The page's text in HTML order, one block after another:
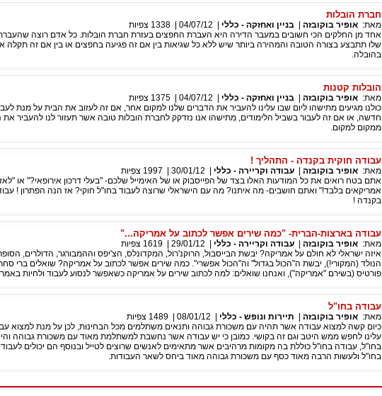
חברת הובלות
מאת: אופיר בוקובזה בניין ואחזקה - כללי 04/07/12
1338 צפיות
אחד מן החלקים הכי חשובים במעבר הדירה היא העברת החפצים בעזרת חברת הובלות. כל אדם רוצה
שלו תתבצע בצורה הטובה והמהירה ביותר שיש ללא כל שגיאות בין אם זה פגיעה בחפצים או בין אם זה תקלה
בהובלה.
הובלות קטנות
מאת: אופיר בוקובזה בניין ואחזקה - כללי 04/07/12
1375 צפיות
כולנו מגיעים מתישהו ליום שבו עלינו להעביר את הדברים שלנו למקום אחר, אם זה לעזוב את הבית על מנת
חדשה, או אם זה לעבור בשביל הלימודים, מתישהו אנו נזדקק לחברת הובלות טובה אשר תעזור לנו להעביר את
ממקום למקום.
עבודה חוקית בקנדה - התהליך !
מאת: אופיר בוקובזה עבודה וקריירה - כללי 30/01/12
1997 צפיות
אתם בטח רואים את כל המודעות האלו בצד של הפייסבוק או של האימייל שלכם- "בעלי דרכון אירופאי?" או
אמריקאים בלבד!" ואתם חושבים- מה איתנו? מה עם הישראלי שרוצה לעבוד בחו"ל חוקי? אז הנה הפתרון !
בקנדה !
עבודה בארצות-הברית- "כמה שירים אפשר לכתוב על אמריקה..."
מאת: אופיר בוקובזה עבודה וקריירה - כללי 29/01/12
1619 צפיות
איזה ישראלי לא חולם על אמריקה? יבשת הבייסבול, הרוקנ'רול, המקדונלס, הצ'יפס וההמבורגר, הדולרים,
הנולד (המקורי!), יבשת ה"הכול בגדול" וה"הכול אפשרי". כמה שירים אפשר לכתוב על אמריקה? שואלים ברי
פורטיס (בשירם "אמריקה"), ואנחנו שואלים: למה לכתוב שירים על אמריקה כשאפשר לנסוע לעבוד ולחיות
עבודה בחו"ל
מאת: אופיר בוקובזה תיירות ונופש - כללי 08/01/12
1489 צפיות
כיום קשה למצוא עבודה אשר תהיה עם משכורת גבוהה ותנאים משתלמים מכל הבחינות, לכן על מנת למצוא
עלינו לחפש ממש היטב וגם זה בקושי. כמובן כי יש עבודה אשר נחשבת למשתלמת מאוד עם משכורת גבוהה
בחו"ל, עבודה בחו"ל כוללת בה מקומות מרהיבים אשר מתאימים לאנשים שרוצים לטייל ובנוסף הם יכולים
בחו"ל ולעשות הרבה מאוד כסף עם משכורת גבוהה מאוד ביחס לשאר העבודות.